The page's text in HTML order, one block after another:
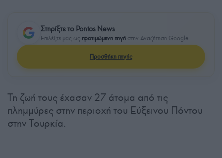
Στηρίξτε το Pontos News
Επιλέξτε μας ως προτιμώμενη πηγή στην Αναζήτηση Google
Προσθήκη πηγής
Τη ζωή τους έχασαν 27 άτομα από τις
πλημμύρες στην περιοχή του Εύξεινου Πόντου
στην Τουρκία.